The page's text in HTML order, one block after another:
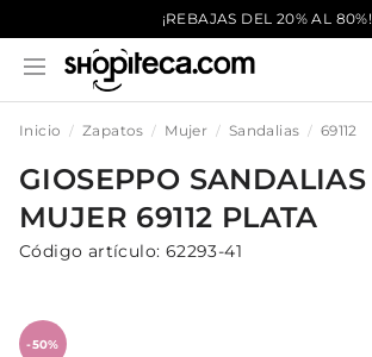
¡REBAJAS DEL 20% AL 80%!
Inicio Zapatos Mujer Sandalias 69112
GIOSEPPO SANDALIAS
MUJER 69112 PLATA
Código artículo: 62293-41
-50%